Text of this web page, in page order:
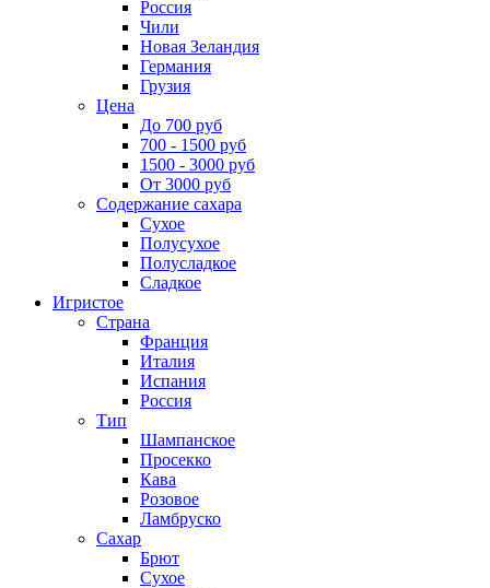
Россия
Чили
Новая Зеландия
Германия
Грузия
Цена
До 700 руб
700 - 1500 руб
1500 - 3000 руб
От 3000 руб
Содержание сахара
Сухое
Полусухое
Полусладкое
Сладкое
Игристое
Страна
Франция
Италия
Испания
Россия
Тип
Шампанское
Просекко
Кава
Розовое
Ламбруско
Сахар
Брют
Сухое